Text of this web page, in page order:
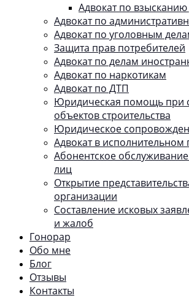
Адвокат по взысканию
Адвокат по
Адвокат по уголовным
Защита прав потребителей
Адвокат по делам
Адвокат по наркотикам
Адвокат по ДТП
Юридическая помощь при
объектов строительства
Юридическое
Адвокат в исполнительном
Абонентское
лиц
Открытие
организации
Составление исковых
и жалоб
Гонорар
Обо мне
Блог
Отзывы
Контакты